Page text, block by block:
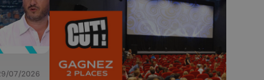
07/2026
🎬 Concours CUT x
Les Grignoux ✨
Concours permanent - 2 places à
gagner chaque semaine !